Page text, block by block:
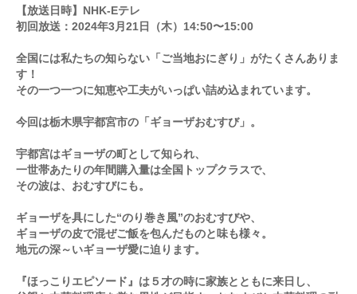
【放送日時】NHK-Eテレ
初回放送 ： 2024年3月21日（木）14:50〜15:00
全国には私たちの知らない「ご当地おにぎり」がたくさんありま
す！
その一つ一つに知恵や工夫がいっぱい詰め込まれています。
今回は栃木県宇都宮市の「ギョーザおむすび」。
宇都宮はギョーザの町として知られ、
一世帯あたりの年間購入量は全国トップクラスで、
その波は、おむすびにも。
ギョーザを具にした“のり巻き風”のおむすびや、
ギョーザの皮で混ぜご飯を包んだものと味も様々。
地元の深～いギョーザ愛に迫ります。
『ほっこりエピソード』は５才の時に家族とともに来日し、